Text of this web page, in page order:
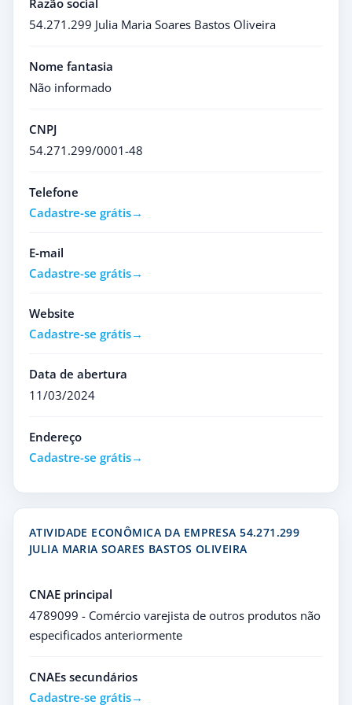
Razão social
54.271.299 Julia Maria Soares Bastos Oliveira
Nome fantasia
Não informado
CNPJ
54.271.299/0001-48
Telefone
Cadastre-se grátis
E-mail
Cadastre-se grátis
Website
Cadastre-se grátis
Data de abertura
11/03/2024
Endereço
Cadastre-se grátis
ATIVIDADE ECONÔMICA DA EMPRESA 54.271.299
JULIA MARIA SOARES BASTOS OLIVEIRA
CNAE principal
4789099 - Comércio varejista de outros produtos não
especificados anteriormente
CNAEs secundários
Cadastre-se grátis